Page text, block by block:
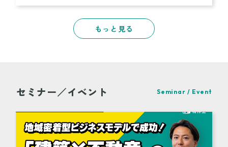
もっと見る
セミナー／イベント Seminar / Event